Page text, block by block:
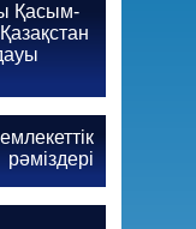
Қасым-
рәміздері